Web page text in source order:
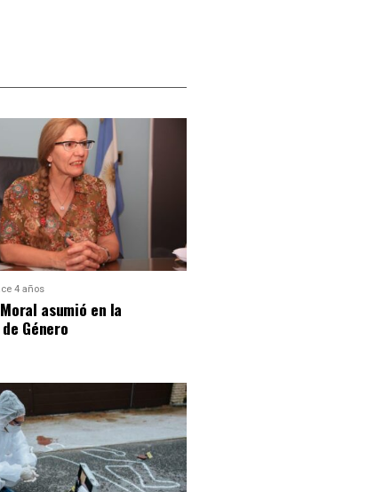
4 años
asumió en la
Género